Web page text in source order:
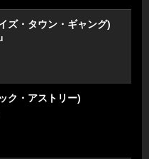
ズ・タウン・ギャング)
ク・アストリー)